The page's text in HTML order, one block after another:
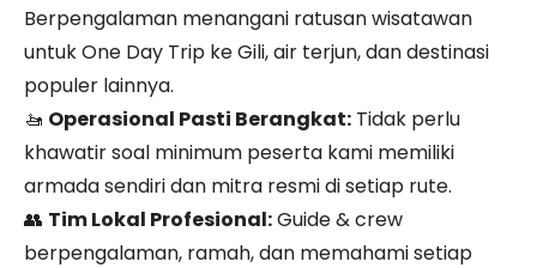
Berpengalaman menangani ratusan wisatawan
untuk One Day Trip ke Gili, air terjun, dan destinasi
populer lainnya.
🚤 Operasional Pasti Berangkat: Tidak perlu
khawatir soal minimum peserta kami memiliki
armada sendiri dan mitra resmi di setiap rute.
👥 Tim Lokal Profesional:Guide & crew
berpengalaman, ramah, dan memahami setiap